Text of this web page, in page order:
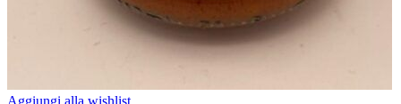
Aggiungi alla wishlist